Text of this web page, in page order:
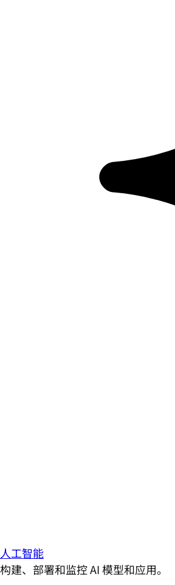
人工智能
构建、部署和监控 AI 模型和应用。